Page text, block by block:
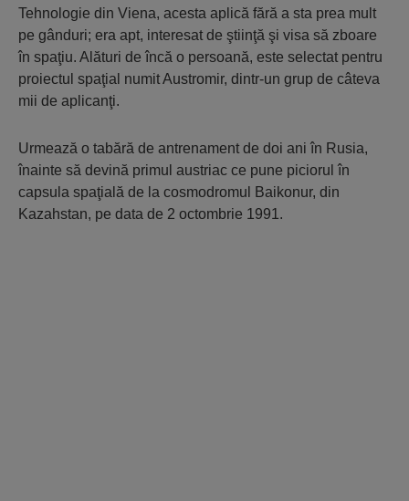
Tehnologie din Viena, acesta aplică fără a sta prea mult
pe gânduri; era apt, interesat de ştiinţă şi visa să zboare
în spaţiu. Alături de încă o persoană, este selectat pentru
proiectul spaţial numit Austromir, dintr-un grup de câteva
mii de aplicanţi.
Urmează o tabără de antrenament de doi ani în Rusia,
înainte să devină primul austriac ce pune piciorul în
capsula spaţială de la cosmodromul Baikonur, din
Kazahstan, pe data de 2 octombrie 1991.